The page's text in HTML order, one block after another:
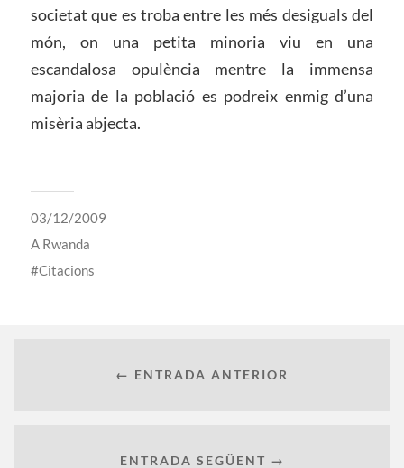
societat que es troba entre les més desiguals del
món, on una petita minoria viu en una
escandalosa opulència mentre la immensa
majoria de la població es podreix enmig d’una
misèria abjecta.
03/12/2009
A Rwanda
Citacions
← ENTRADA ANTERIOR
ENTRADA SEGÜENT →